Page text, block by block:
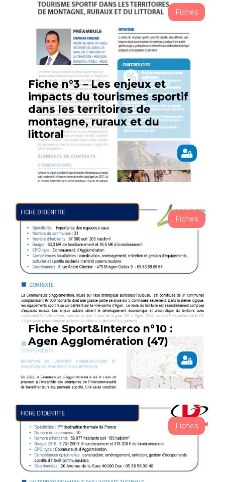
Fiches
Fiche n°3 – Les enjeux et
impacts du tourismes sportif
dans les territoires de
montagne, ruraux et du
littoral
Fiches
Fiche Sport&Interco n°10 :
Agen Agglomération (47)
Fiches